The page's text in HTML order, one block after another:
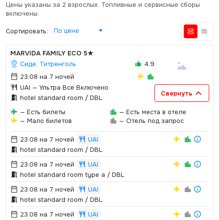
Цены указаны за 2 взрослых. Топливные и сервисные сборы
включены.
Сортировать: По цене
MARVIDA FAMILY ECO 5★
Сиде, Титренголь
23.08 на 7 ночей
UAI — Ультра Все Включено
4.9
hotel standard room / DBL
Свернуть
— Есть билеты
— Мало билетов
— Есть места в отеле
— Отель под запрос
23.08 на 7 ночей
UAI
hotel standard room / DBL
23.08 на 7 ночей
UAI
hotel standard room type a / DBL
23.08 на 7 ночей
UAI
hotel standard room / DBL
23.08 на 7 ночей
UAI